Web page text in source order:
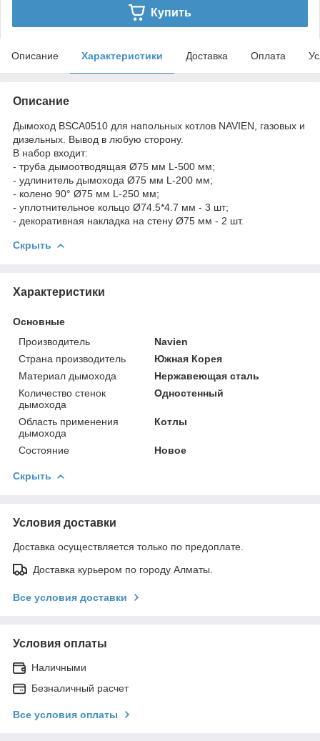
Купить
Описание Характеристики Доставка Оплата
Описание
Дымоход BSCA0510 для напольных котлов NAVIEN, газовых и
дизельных. Вывод в любую сторону.
В набор входит:
- труба дымоотводящая Ø75 мм L-500 мм;
- удлинитель дымохода Ø75 мм L-200 мм;
- колено 90° Ø75 мм L-250 мм;
- уплотнительное кольцо Ø74.5*4.7 мм - 3 шт;
- декоративная накладка на стену Ø75 мм - 2 шт.
Скрыть
Характеристики
Основные
Производитель
Navien
Страна производитель
Южная Корея
Материал дымохода
Нержавеющая сталь
Количество стенок
дымохода
Одностенный
Область применения
дымохода
Котлы
Состояние Новое
Скрыть
Условия доставки
Доставка осуществляется только по предоплате.
Доставка курьером по городу Алматы.
Все условия доставки
Условия оплаты
Наличными
Безналичный расчет
Все условия оплаты